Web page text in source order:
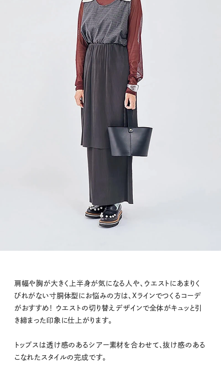
肩幅や胸が大きく上半身が気になる人や、ウエストにあまりく
びれがない寸胴体型にお悩みの方は、Xラインでつくるコーデ
がおすすめ！ ウエストの切り替えデザインで全体がキュッと引
き締まった印象に仕上がります。
トップスは透け感のあるシアー素材を合わせて、抜け感のある
こなれたスタイルの完成です。